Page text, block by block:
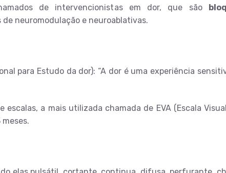
de intervencionistas em dor, que são
neuromodulação e neuroablativas.
para Estudo da dor): “A dor é uma experiência
escalas, a mais utilizada chamada de EVA (Escala